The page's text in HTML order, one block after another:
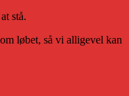
stå.
løbet, så vi alligevel kan